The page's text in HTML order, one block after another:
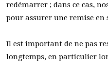
redémarrer ; dans ce cas,
pour assurer une remise en
Il est important de ne pas
longtemps, en particulier